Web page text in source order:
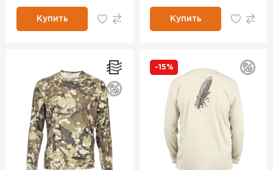
Купить Купить
-15%